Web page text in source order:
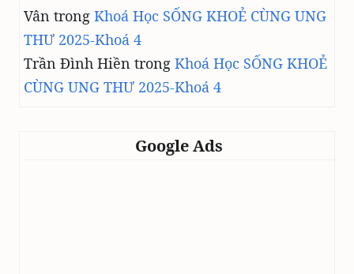
Vân trong Khoá Học SỐNG KHOẺ CÙNG UNG
THƯ 2025-Khoá 4
Trần Đình Hiền trong Khoá Học SỐNG KHOẺ
CÙNG UNG THƯ 2025-Khoá 4
Google Ads